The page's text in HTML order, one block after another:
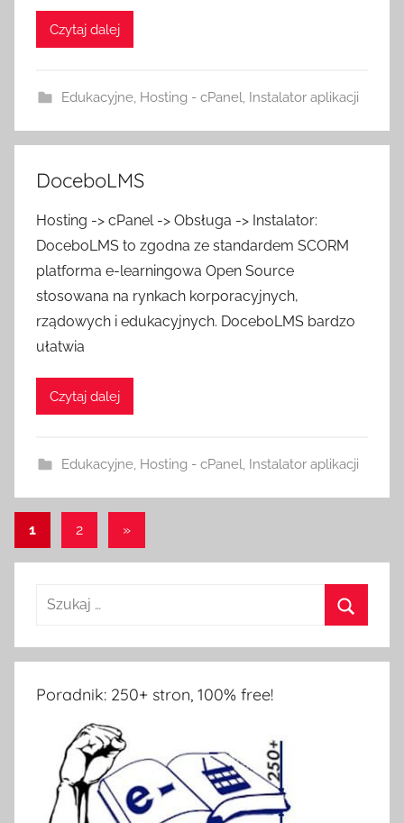
Czytaj dalej
Edukacyjne, Hosting - cPanel, Instalator aplikacji
DoceboLMS
Hosting -> cPanel -> Obsługa -> Instalator:
DoceboLMS to zgodna ze standardem SCORM
platforma e-learningowa Open Source
stosowana na rynkach korporacyjnych,
rządowych i edukacyjnych. DoceboLMS bardzo
ułatwia
Czytaj dalej
Edukacyjne, Hosting - cPanel, Instalator aplikacji
Stronicowanie
wpisów
1 2
Następne
wpisy
»
Poradnik: 250+ stron, 100% free!